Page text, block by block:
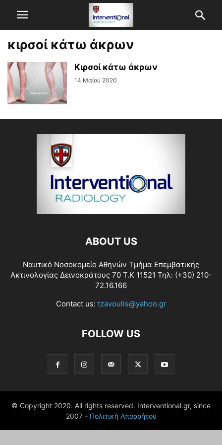
κιρσοί κάτω άκρων
Κιρσοί κάτω άκρων
14 Μαΐου 2020
ABOUT US
Ναυτικό Νοσοκομείο Αθηνών Τμήμα Επεμβατικής
Ακτινολογίας Δεινοκράτους 70 Τ.Κ 11521 Τηλ: (+30) 210-
72.16.166
Contact us: tzavoulis@yahoo.gr
FOLLOW US
© Copyright 2020. All rights reserved. Interventional.gr, since
2007 - Πολιτική Απορρήτου